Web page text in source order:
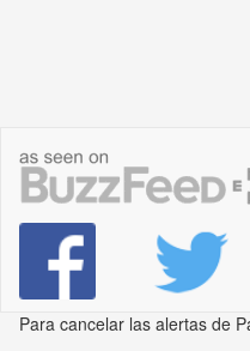
Para cancelar las alertas de